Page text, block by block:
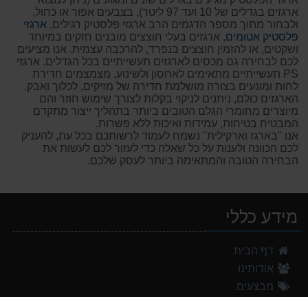
ארגזים בגדלים של 10 ועד 97 ליטר), בצבעים אפור או כחול,
ולבחור מתוך מספר הדגמים הרב ארגזי פלסטיק רגילים, ארגזי
פלסטיק אטומים, ארגזים בעלי חוצצים מובנים חזקים במיוחד
ושקטים, או להזמין חוצצים בנפרד, להרכבה עצמית. אנו מציעים
לכם לבחירה גם מכסים לארגזים תעשייתיים בכל הגדלים. ארגזי
PS תעשייתיים מתאימים לאחסון ולשינוע, מצמצמים חדירת
לחות ומונעים בצורה מושלמת חדירה של מזיקים, לכלוך ואבק.
הארגזים כולם, ניתנים לניקוי בקלות לצורך שימוש חוזר והם
מיוצרים מחומרי הגלם הטובים ביותר בתהליך ייצור מתקדם
המבטיח בטיחות, עמידות ואיכות ללא פשרות.
אנו "בארגז וארקילית" נשמח לעמוד לרשותכם בכל עת, להעניק
לכם הכוונה ולענות על כל שאלה כדי לעזור לכם לעשות את
הבחירה הטובה והמתאימה ביותר לעסק שלכם.
מידע כללי
דף הבית
אודותינו
מבצעים